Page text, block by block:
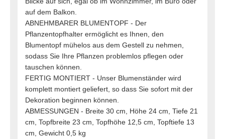
auf dem Balkon.
ABNEHMBARER BLUMENTOPF - Der
Pflanzentopfhalter ermöglicht es Ihnen, den
Blumentopf mühelos aus dem Gestell zu nehmen,
sodass Sie Ihre Pflanzen problemlos pflegen oder
tauschen können.
FERTIG MONTIERT - Unser Blumenständer wird
komplett montiert geliefert, so dass Sie sofort mit der
Dekoration beginnen können.
ABMESSUNGEN - Breite 30 cm, Höhe 24 cm, Tiefe 21
cm, Topfbreite 23 cm, Topfhöhe 12,5 cm, Topftiefe 13
cm, Gewicht 0,5 kg